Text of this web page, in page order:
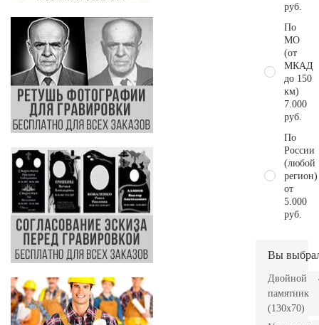
руб.
По
МО
(от
МКАД
до 150
км)
7.000
руб.
По
России
(любой
регион)
от
5.000
руб.
Вы
Двойной
памятник
(130х70)